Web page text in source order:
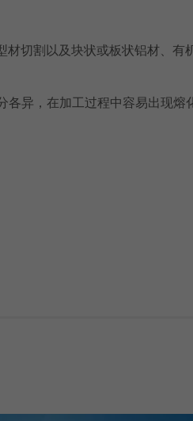
切割以及块状或板状铝材、有
异，在加工过程中容易出现熔